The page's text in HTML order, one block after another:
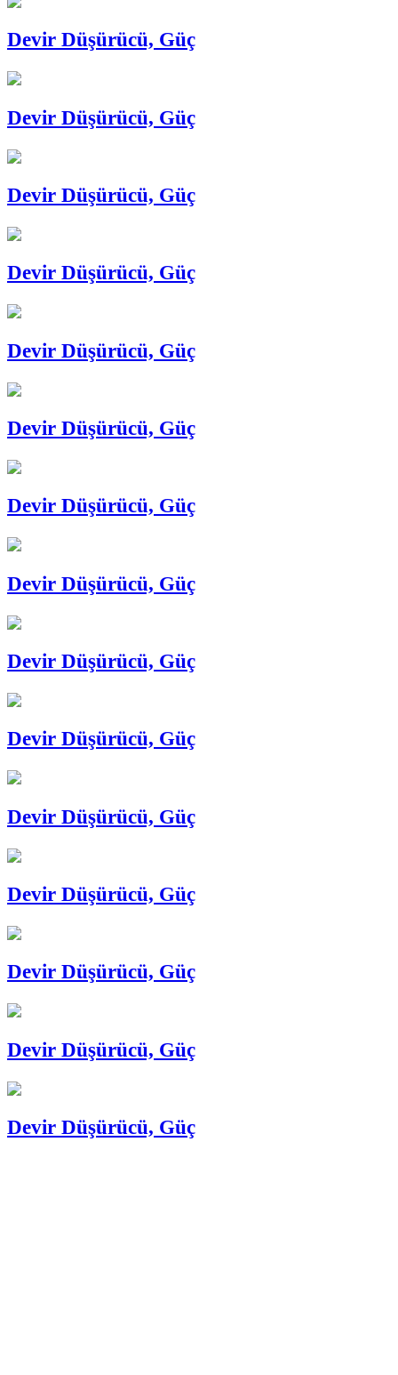
Devir Düşürücü, Güç
Devir Düşürücü, Güç
Devir Düşürücü, Güç
Devir Düşürücü, Güç
Devir Düşürücü, Güç
Devir Düşürücü, Güç
Devir Düşürücü, Güç
Devir Düşürücü, Güç
Devir Düşürücü, Güç
Devir Düşürücü, Güç
Devir Düşürücü, Güç
Devir Düşürücü, Güç
Devir Düşürücü, Güç
Devir Düşürücü, Güç
Devir Düşürücü, Güç